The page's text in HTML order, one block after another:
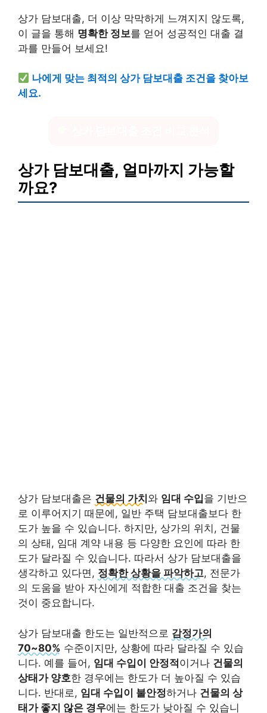
상가 담보대출, 더 이상 막막하게 느껴지지 않도록,
이 글을 통해 명확한 정보를 얻어 성공적인 대출 결
과를 만들어 보세요!
나에게 맞는 최적의 상가 담보대출 조건을 찾아보
세요.
상가 담보대출, 얼마까지 가능할
까요?
상가 담보대출은 건물의 가치 와 임대 수입을 기반으
로 이루어지기 때문에, 일반 주택 담보대출보다 한
도가 높을 수 있습니다. 하지만, 상가의 위치, 건물
의 상태, 임대 계약 내용 등 다양한 요인에 따라 한
도가 달라질 수 있습니다. 따라서 상가 담보대출을
생각하고 있다면, 정확한 상황을 파악하고, 전문가
의 도움을 받아 자신에게 적합한 대출 조건을 찾는
것이 중요합니다.
상가 담보대출 한도는 일반적으로 감정가의
70~80% 수준이지만, 상황에 따라 달라질 수 있습
니다. 예를 들어, 임대 수입이 안정적이거나 건물의
상태가 양호한 경우에는 한도가 더 높아질 수 있습
니다. 반대로, 임대 수입이 불안정하거나 건물의 상
태가 좋지 않은 경우에는 한도가 낮아질 수 있습니